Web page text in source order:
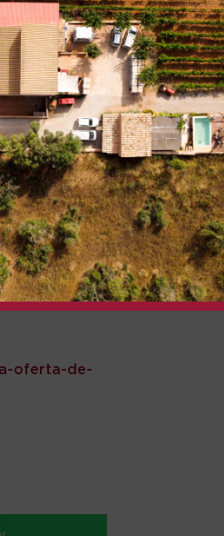
oferta-de-